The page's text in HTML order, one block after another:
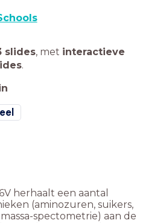
slides, met interactieve
.
herhaalt een aantal
(aminozuren, suikers,
spectometrie) aan de